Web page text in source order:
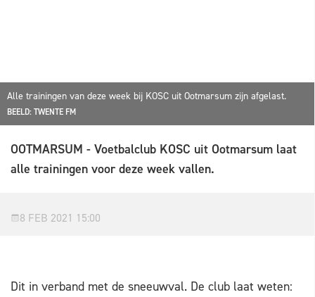
Alle trainingen van deze week bij KOSC uit Ootmarsum zijn afgelast.
BEELD: TWENTE FM
OOTMARSUM - Voetbalclub KOSC uit Ootmarsum laat
alle trainingen voor deze week vallen.
8 FEB 2021 15:00
Dit in verband met de sneeuwval. De club laat weten: